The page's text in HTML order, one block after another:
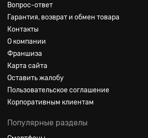
Вопрос-ответ
Гарантия, возврат и обмен товара
Контакты
О компании
Франшиза
Карта сайта
Оставить жалобу
Пользовательское соглашение
Корпоративным клиентам
Популярные разделы